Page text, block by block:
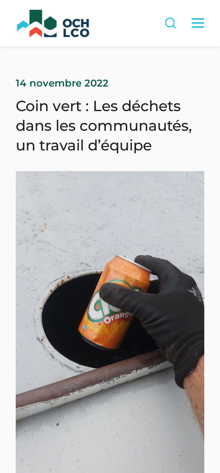
14 novembre 2022
Coin vert : Les déchets
dans les communautés,
un travail d’équipe